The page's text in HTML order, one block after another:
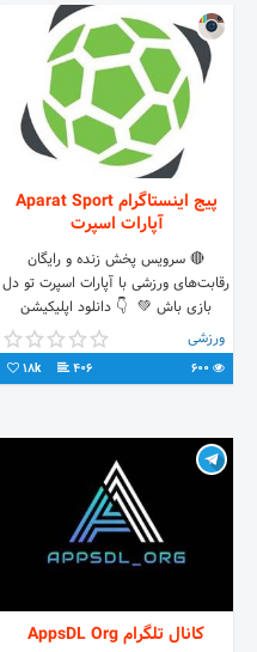
پیج اینستاگرام Aparat Sport
آپارات اسپرت
🔴 سرویس پخش زنده و رایگان
رقابت‌های ورزشی با آپارات اسپرت تو دل
بازی باش 💚 ‌‌ 👇 دانلود اپلیکیشن
اندروید و تی‌وی+ تماشای آنسایدورزشی
406
18k
کانال تلگرام AppsDL Org